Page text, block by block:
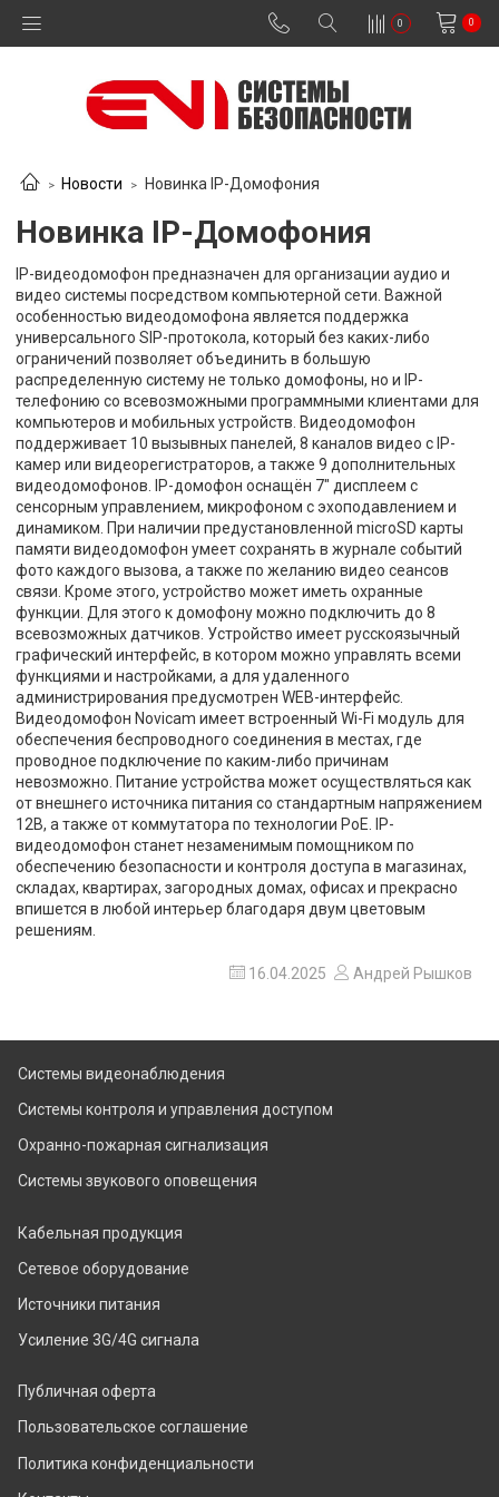
0 0
Новости Новинка IP-Домофония
Новинка IP-Домофония
IP-видеодомофон предназначен для организации аудио и
видео системы посредством компьютерной сети. Важной
особенностью видеодомофона является поддержка
универсального SIP-протокола, который без каких-либо
ограничений позволяет объединить в большую
распределенную систему не только домофоны, но и IP-
телефонию со всевозможными программными клиентами для
компьютеров и мобильных устройств. Видеодомофон
поддерживает 10 вызывных панелей, 8 каналов видео с IP-
камер или видеорегистраторов, а также 9 дополнительных
видеодомофонов. IP-домофон оснащён 7" дисплеем с
сенсорным управлением, микрофоном с эхоподавлением и
динамиком. При наличии предустановленной microSD карты
памяти видеодомофон умеет сохранять в журнале событий
фото каждого вызова, а также по желанию видео сеансов
связи. Кроме этого, устройство может иметь охранные
функции. Для этого к домофону можно подключить до 8
всевозможных датчиков. Устройство имеет русскоязычный
графический интерфейс, в котором можно управлять всеми
функциями и настройками, а для удаленного
администрирования предусмотрен WEB-интерфейс.
Видеодомофон Novicam имеет встроенный Wi-Fi модуль для
обеспечения беспроводного соединения в местах, где
проводное подключение по каким-либо причинам
невозможно. Питание устройства может осуществляться как
от внешнего источника питания со стандартным напряжением
12В, а также от коммутатора по технологии PoE. IP-
видеодомофон станет незаменимым помощником по
обеспечению безопасности и контроля доступа в магазинах,
складах, квартирах, загородных домах, офисах и прекрасно
впишется в любой интерьер благодаря двум цветовым
решениям.
16.04.2025 Андрей Рышков
Системы видеонаблюдения
Системы контроля и управления доступом
Охранно-пожарная сигнализация
Системы звукового оповещения
Кабельная продукция
Сетевое оборудование
Источники питания
Усиление 3G/4G сигнала
Публичная оферта
Пользовательское соглашение
Политика конфиденциальности